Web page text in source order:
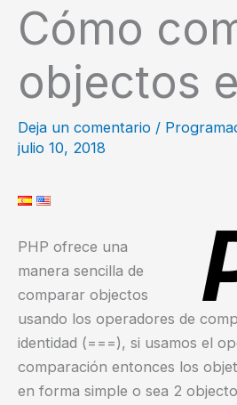
Cómo
objectos
Deja un comentario /
julio 10, 2018
PHP ofrece una
manera sencilla de
comparar objectos
usando los operadores de
identidad (===), si usamos el
comparación entonces los
en forma simple o sea 2